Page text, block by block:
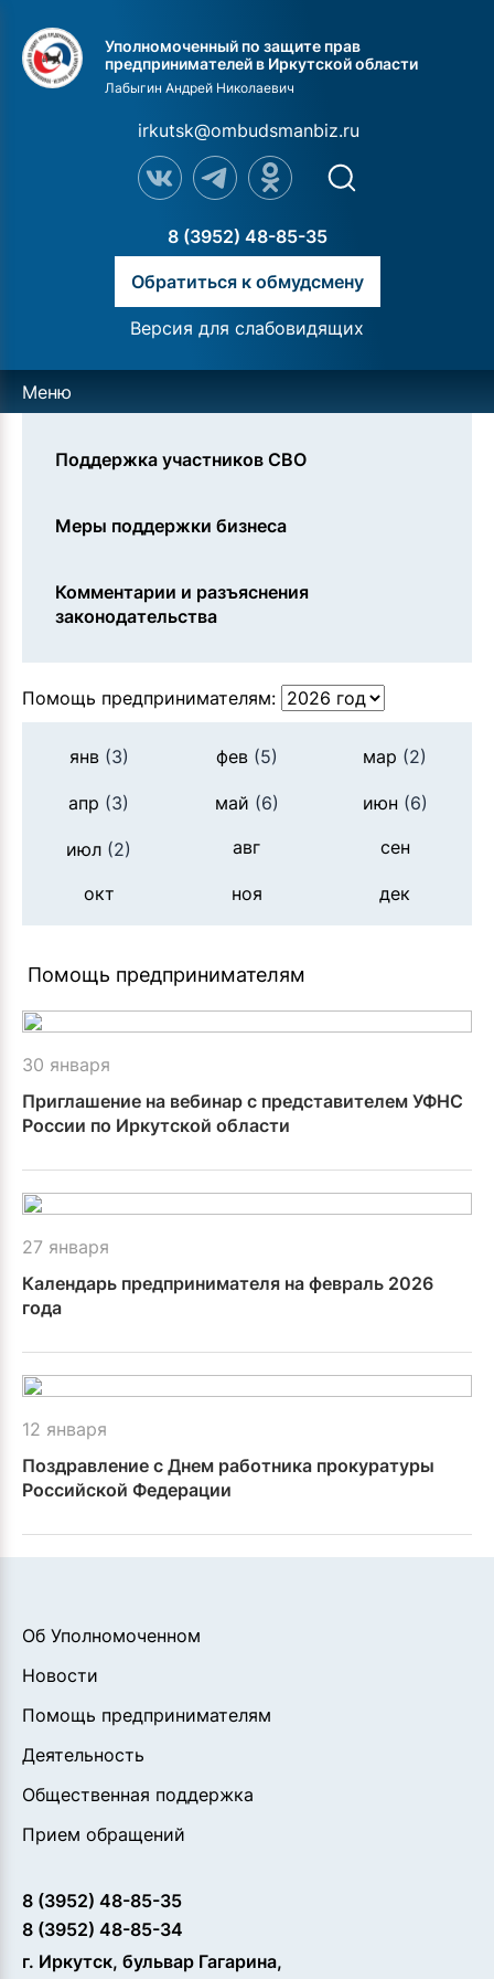
Уполномоченный по защите прав
предпринимателей в Иркутской области
Лабыгин Андрей Николаевич
irkutsk@ombudsmanbiz.ru
8 (3952) 48-85-35
Обратиться к обмудсмену
Версия для слабовидящих
Меню
Поддержка участников СВО
Меры поддержки бизнеса
Комментарии и разъяснения
законодательства
Помощь предпринимателям:
янв(3) фев(5) мар (2)
апр (3) май (6) июн (6)
июл (2) авг сен
окт ноя дек
Помощь предпринимателям
30 января
Приглашение на вебинар с представителем УФНС
России по Иркутской области
27 января
Календарь предпринимателя на февраль 2026
года
12 января
Поздравление с Днем работника прокуратуры
Российской Федерации
Об Уполномоченном
Новости
Помощь предпринимателям
Деятельность
Общественная поддержка
Прием обращений
8 (3952) 48-85-35
8 (3952) 48-85-34
г. Иркутск, бульвар Гагарина,